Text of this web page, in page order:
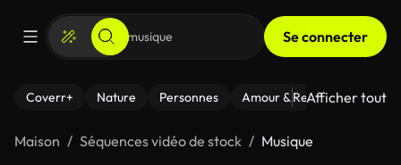
Se connecter
Coverr+ Nature Personnes Amour & Relations Le
Afficher tout
Maison Séquences vidéo de stock Musique